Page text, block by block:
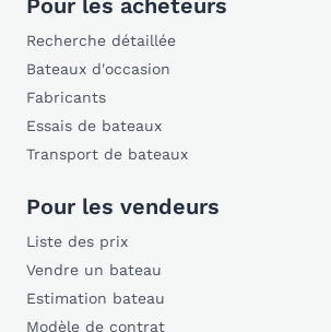
Pour les acheteurs
Recherche détaillée
Bateaux d'occasion
Fabricants
Essais de bateaux
Transport de bateaux
Pour les vendeurs
Liste des prix
Vendre un bateau
Estimation bateau
Modèle de contrat